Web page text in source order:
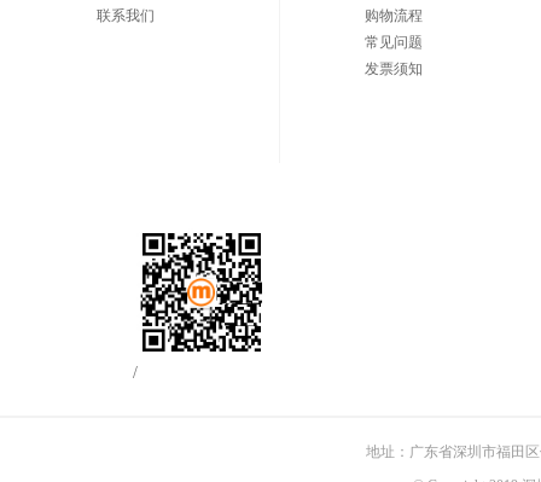
联系我们
购物流程
常见问题
发票须知
/
地址：广东省深圳市福田